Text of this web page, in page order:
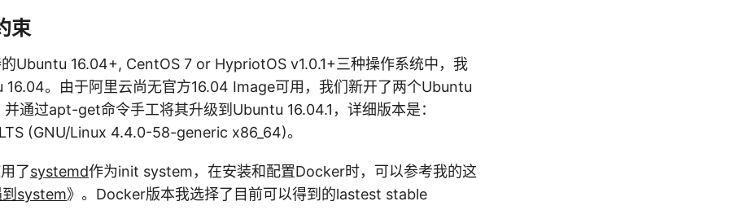
束
Ubuntu 16.04+, CentOS 7 or HypriotOS v1.0.1+三种操作系统中，我
16.04。由于阿里云尚无官方16.04 Image可用，我们新开了两个Ubuntu
通过apt-get命令手工将其升级到Ubuntu 16.04.1，详细版本是：
(GNU/Linux 4.4.0-58-generic x86_64)。
了systemd作为init system，在安装和配置Docker时，可以参考我的这
system》。Docker版本我选择了目前可以得到的lastest stable